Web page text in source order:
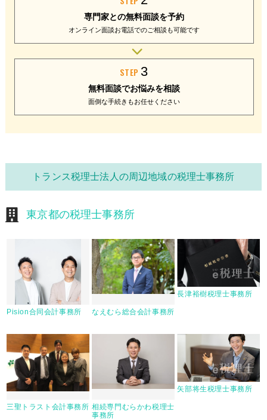
専門家との無料面談を予約
オンライン面談お電話でのご相談も可能です
STEP 3
無料面談でお悩みを相談
面倒な手続きもお任せください
トランス税理士法人の周辺地域の税理士事務所
東京都の税理士事務所
Pision合同会計事務所 なえむら総合会計事務所
長津裕樹税理士事務所
三聖トラスト会計事務所 相続専門むらかわ税理士
事務所
矢部将生税理士事務所